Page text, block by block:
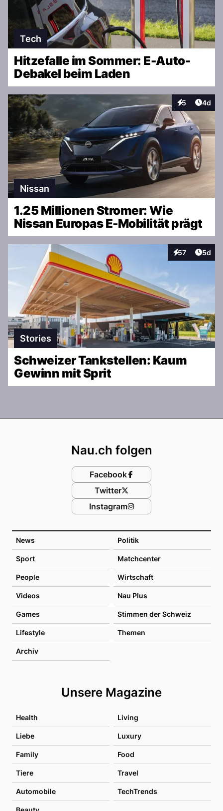
Tech
Hitzefalle im Sommer: E-Auto-
Debakel beim Laden
5
Interaktionen
4d
Nissan
1.25 Millionen Stromer: Wie
Nissan Europas E-Mobilität prägt
57
Interaktionen
5d
Stories
Schweizer Tankstellen: Kaum
Gewinn mit Sprit
News Politik
Sport Matchcenter
People Wirtschaft
Videos Nau Plus
Games Stimmen der Schweiz
Lifestyle Themen
Archiv
Unsere Magazine
Health Living
Liebe Luxury
Family Food
Tiere Travel
Automobile TechTrends
Nau.ch folgen
Facebook
Twitter
Instagram